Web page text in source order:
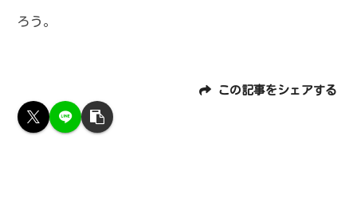
ろう。
この記事をシェアする